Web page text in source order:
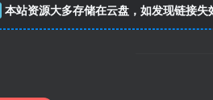
本站资源大多存储在云盘，如发现链接失